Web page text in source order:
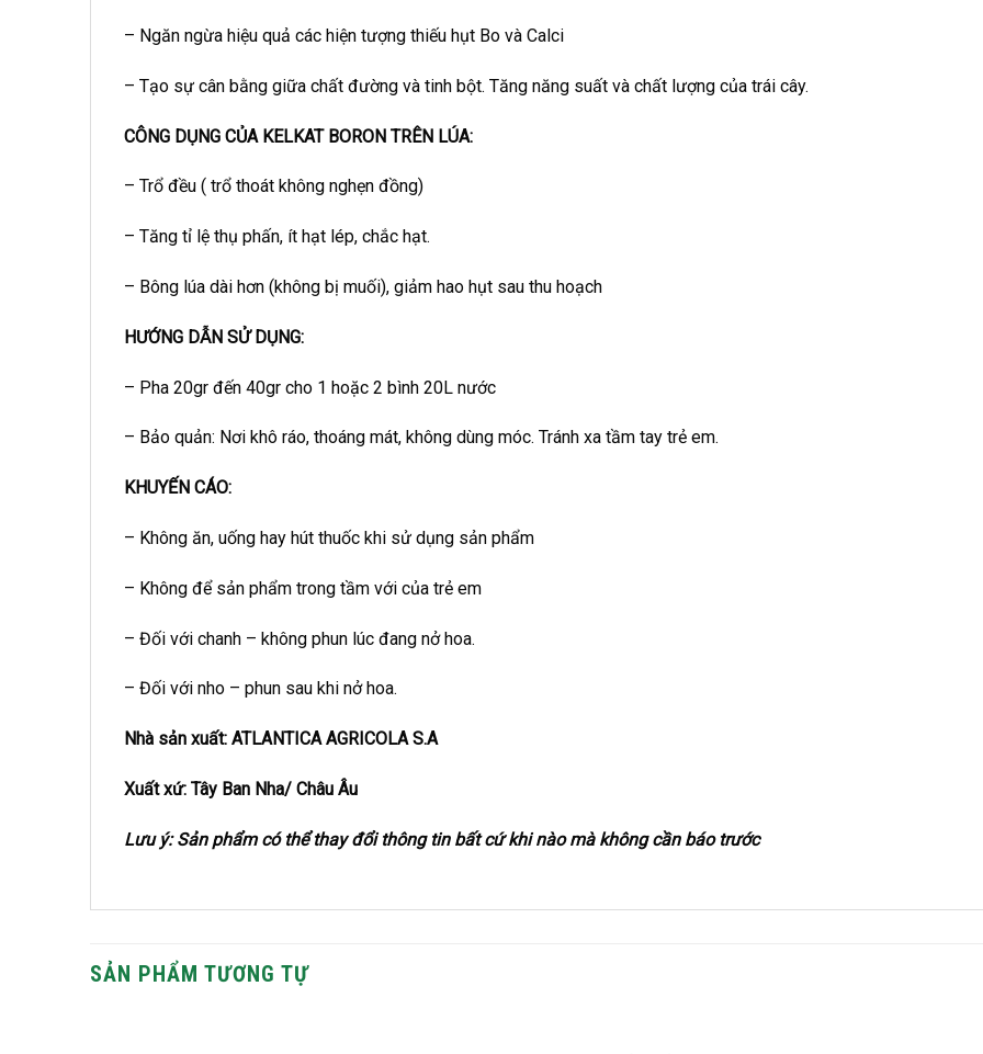
– Ngăn ngừa hiệu quả các hiện tượng thiếu hụt Bo và Calci
– Tạo sự cân bằng giữa chất đường và tinh bột. Tăng năng suất và chất lượng của trái cây.
CÔNG DỤNG CỦA KELKAT BORON TRÊN LÚA:
– Trổ đều ( trổ thoát không nghẹn đồng)
– Tăng tỉ lệ thụ phấn, ít hạt lép, chắc hạt.
– Bông lúa dài hơn (không bị muối), giảm hao hụt sau thu hoạch
HƯỚNG DẪN SỬ DỤNG:
– Pha 20gr đến 40gr cho 1 hoặc 2 bình 20L nước
– Bảo quản: Nơi khô ráo, thoáng mát, không dùng móc. Tránh xa tầm tay trẻ em.
KHUYẾN CÁO:
– Không ăn, uống hay hút thuốc khi sử dụng sản phẩm
– Không để sản phẩm trong tầm với của trẻ em
– Đối với chanh – không phun lúc đang nở hoa.
– Đối với nho – phun sau khi nở hoa.
Nhà sản xuất: ATLANTICA AGRICOLA S.A
Xuất xứ: Tây Ban Nha/ Châu Âu
Lưu ý: Sản phẩm có thể thay đổi thông tin bất cứ khi nào mà không cần báo trước
SẢN PHẨM TƯƠNG TỰ